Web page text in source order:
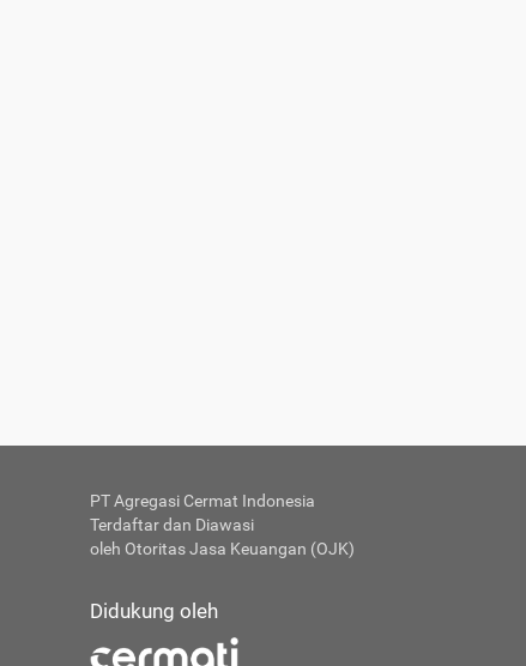
PT Agregasi Cermat Indonesia
Terdaftar dan Diawasi
oleh Otoritas Jasa Keuangan (OJK)
Didukung oleh